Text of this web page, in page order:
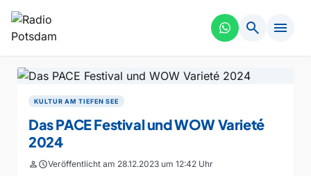
search menu
KULTUR AM TIEFEN SEE
Das PACE Festival und WOW Varieté
2024
personscheduleVeröffentlicht am 28.12.2023 um 12:42 Uhr